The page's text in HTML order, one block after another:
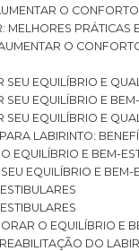
O
MELHORES PRÁTICAS
O
SEU EQUILÍBRIO E
SEU EQUILÍBRIO E
SEU EQUILÍBRIO E
PARA LABIRINTO:
EQUILÍBRIO E BEM-
EQUILÍBRIO E BEM-
O EQUILÍBRIO E
REABILITAÇÃO DO